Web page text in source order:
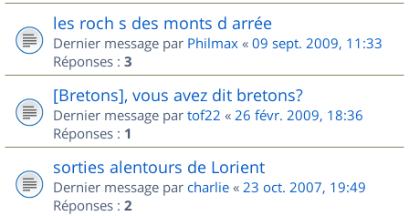
les roch s des monts d arrée
Dernier message par Philmax « 09 sept. 2009, 11:33
Réponses : 3
[Bretons], vous avez dit bretons?
Dernier message par tof22 « 26 févr. 2009, 18:36
Réponses : 1
sorties alentours de Lorient
Dernier message par charlie « 23 oct. 2007, 19:49
Réponses : 2